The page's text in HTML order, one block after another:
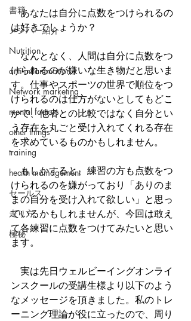
書籍
メンバー紹介
Nutrition
anti-inflammation
Network marketing
mental factors
other things
training
health mamagement
セールス
走り方
極秘
あなたは自分に点数をつけられるの
は好きでしょうか？
なんとなく、人間は自分に点数をつ
けられるのが嫌いな生き物だと思いま
す。仕事やスポーツの世界で順位をつ
けられるのは仕方がないとしてもどこ
かで、他者との比較ではなく自分とい
う存在を丸ごと受け入れてくれる存在
を求めているものかもしれません。
もしかすると、練習の方も点数をつ
けられるのを嫌がっており「ありのま
まの自分を受け入れて欲しい」と思っ
ているかもしれませんが、今回は敢え
て各練習に点数をつけてみたいと思い
ます。
実は先日ウェルビーイングオンライ
ンスクールの受講生様より以下のよう
なメッセージを頂きました。私のトレ
ーニング理論が役に立ったので、周り